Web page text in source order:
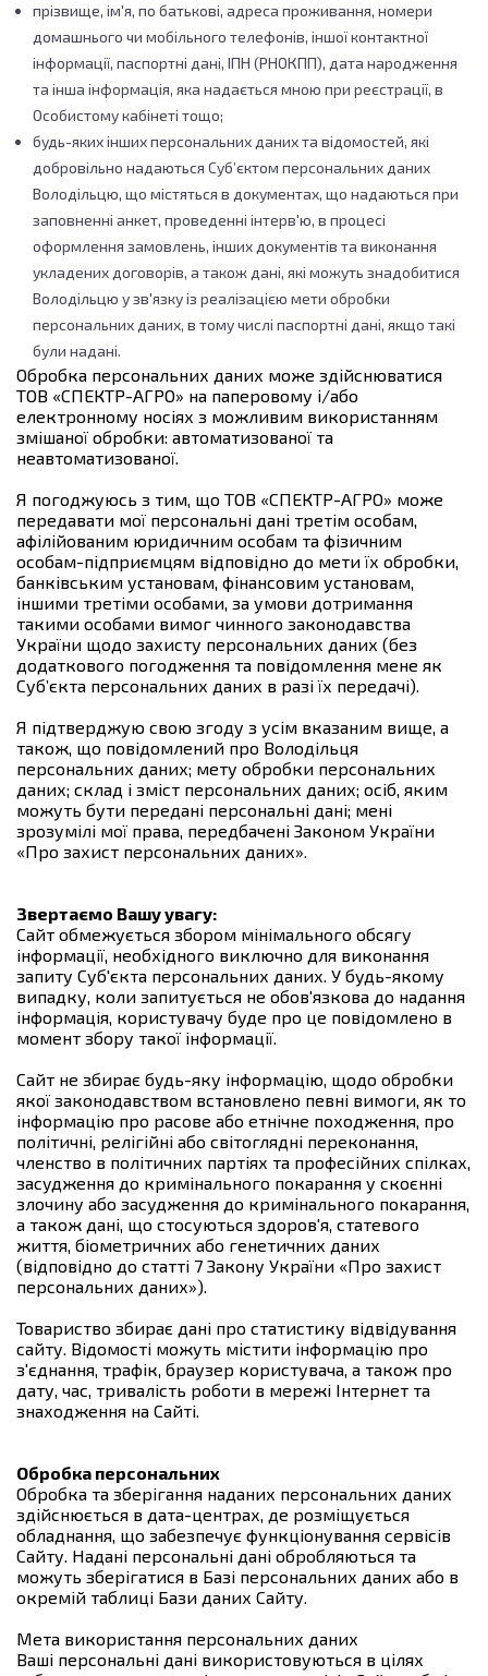
прізвище, ім'я, по батькові, адреса проживання, номери
домашнього чи мобільного телефонів, іншої контактної
інформації, паспортні дані, ІПН (РНОКПП), дата народження
та інша інформація, яка надається мною при реєстрації, в
Особистому кабінеті тощо;
будь-яких інших персональних даних та відомостей, які
добровільно надаються Суб’єктом персональних даних
Володільцю, що містяться в документах, що надаються при
заповненні анкет, проведенні інтерв'ю, в процесі
оформлення замовлень, інших документів та виконання
укладених договорів, а також дані, які можуть знадобитися
Володільцю у зв'язку із реалізацією мети обробки
персональних даних, в тому числі паспортні дані, якщо такі
були надані.
Обробка персональних даних може здійснюватися
ТОВ «СПЕКТР-АГРО» на паперовому і/або
електронному носіях з можливим використанням
змішаної обробки: автоматизованої та
неавтоматизованої.
Я погоджуюсь з тим, що ТОВ «СПЕКТР-АГРО» може
передавати мої персональні дані третім особам,
афілійованим юридичним особам та фізичним
особам-підприємцям відповідно до мети їх обробки,
банківським установам, фінансовим установам,
іншими третіми особами, за умови дотримання
такими особами вимог чинного законодавства
України щодо захисту персональних даних (без
додаткового погодження та повідомлення мене як
Суб’єкта персональних даних в разі їх передачі).
Я підтверджую свою згоду з усім вказаним вище, а
також, що повідомлений про Володільця
персональних даних; мету обробки персональних
даних; склад і зміст персональних даних; осіб, яким
можуть бути передані персональні дані; мені
зрозумілі мої права, передбачені Законом України
«Про захист персональних даних».
Звертаємо Вашу увагу:
Сайт обмежується збором мінімального обсягу
інформації, необхідного виключно для виконання
запиту Суб'єкта персональних даних. У будь-якому
випадку, коли запитується не обов'язкова до надання
інформація, користувачу буде про це повідомлено в
момент збору такої інформації.
Сайт не збирає будь-яку інформацію, щодо обробки
якої законодавством встановлено певні вимоги, як то
інформацію про расове або етнічне походження, про
політичні, релігійні або світоглядні переконання,
членство в політичних партіях та професійних спілках,
засудження до кримінального покарання у скоєнні
злочину або засудження до кримінального покарання,
а також дані, що стосуються здоров'я, статевого
життя, біометричних або генетичних даних
(відповідно до статті 7 Закону України «Про захист
персональних даних»).
Товариство збирає дані про статистику відвідування
сайту. Відомості можуть містити інформацію про
з'єднання, трафік, браузер користувача, а також про
дату, час, тривалість роботи в мережі Інтернет та
знаходження на Сайті.
Обробка персональних
Обробка та зберігання наданих персональних даних
здійснюється в дата-центрах, де розміщується
обладнання, що забезпечує функціонування сервісів
Сайту. Надані персональні дані обробляються та
можуть зберігатися в Базі персональних даних або в
окремій таблиці Бази даних Сайту.
Мета використання персональних даних
Ваші персональні дані використовуються в цілях